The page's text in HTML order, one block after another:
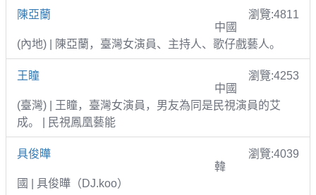
陳亞蘭
瀏覽:4811
中國
(內地) | 陳亞蘭，臺灣女演員、主持人、歌仔戲藝人。
王瞳
瀏覽:4253
中國
(臺灣) | 王瞳，臺灣女演員，男友為同是民視演員的艾
成。 | 民視鳳凰藝能
具俊曄
瀏覽:4039
韓
國 | 具俊曄（DJ.koo）